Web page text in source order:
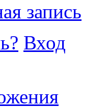
запись
Вход